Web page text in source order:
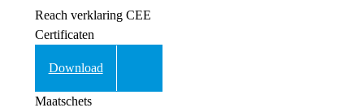
Reach verklaring CEE
Certificaten
Download
Maatschets